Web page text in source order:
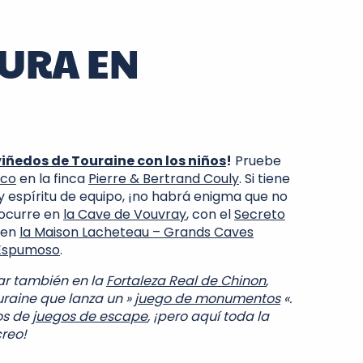
EN
de Touraine con los niños! Pruebe
en la finca Pierre & Bertrand Couly. Si tiene
de equipo, ¡no habrá enigma que no
en la Cave de Vouvray, con elSecreto
la Maison Lacheteau – Grands Caves
.
también en laFortaleza Real de Chinon,
que lanza un »juego de monumentos«.
dejuegos de escape, ¡pero aquí toda la